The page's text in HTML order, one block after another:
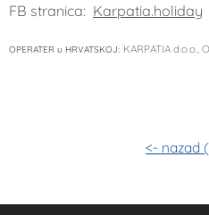
FB stranica: Karpatia.holiday
OPERATER u HRVATSKOJ: KARPATIA d.o.o.,
<- nazad